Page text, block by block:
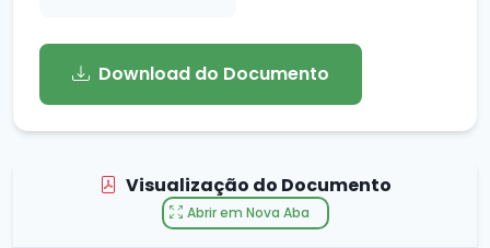
Download do Documento
Visualização do Documento
Abrir em Nova Aba